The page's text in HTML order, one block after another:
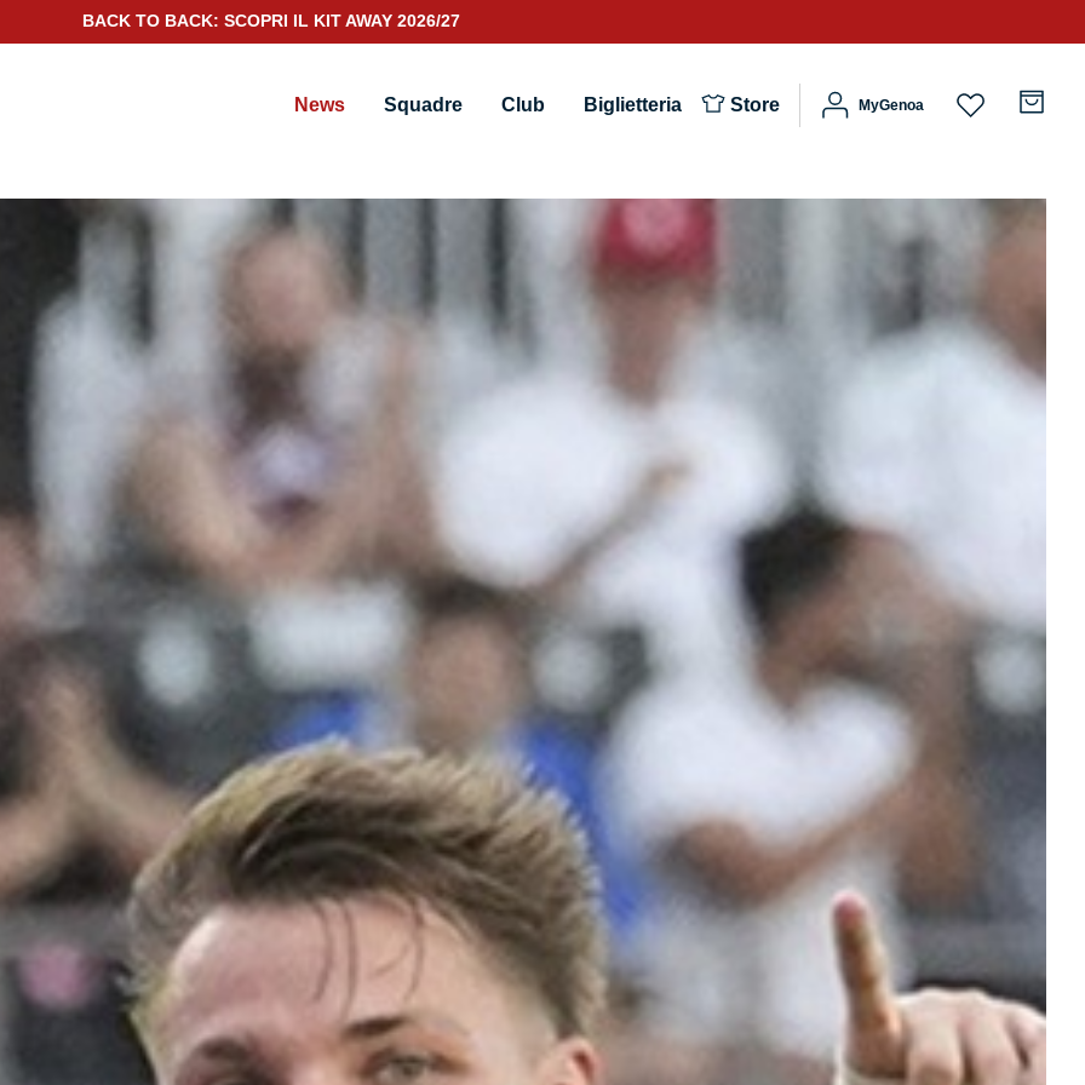
SCOPRI IL NUOVO KIT PORTIERE 2026/27
News Squadre Club Biglietteria Store MyGenoa